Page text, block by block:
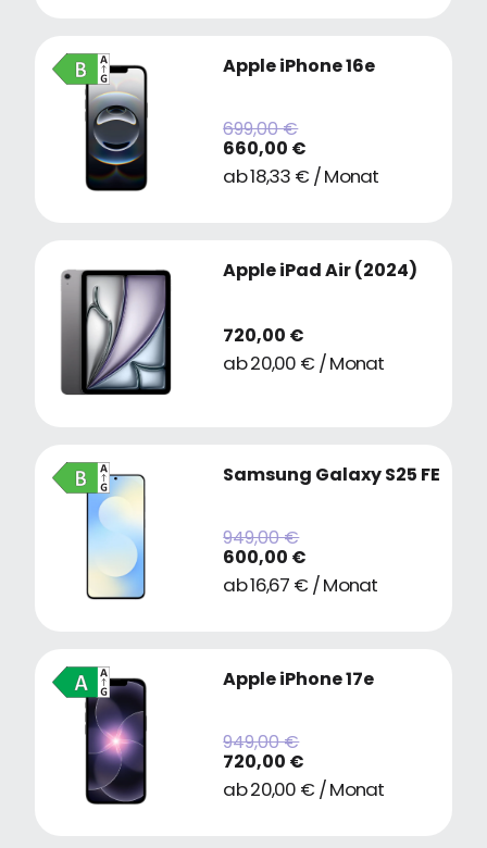
Apple iPhone 16e
699,00 €
660,00 €
ab 18,33 € / Monat
Apple iPad Air (2024)
720,00 €
ab 20,00 € / Monat
Samsung Galaxy S25 FE
949,00 €
600,00 €
ab 16,67 € / Monat
Apple iPhone 17e
949,00 €
720,00 €
ab 20,00 € / Monat